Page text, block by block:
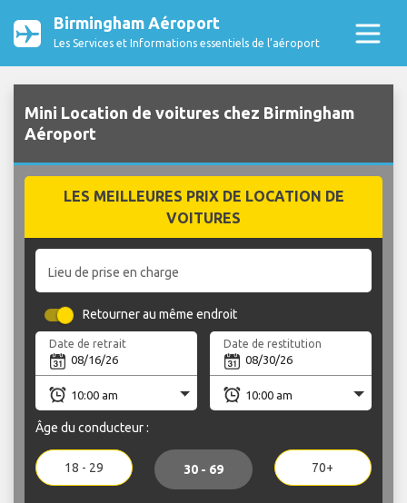
Birmingham Aéroport
Les Services et Informations essentiels de l’aéroport
Mini Location de voitures chez Birmingham
Aéroport
LES MEILLEURES PRIX DE LOCATION DE
VOITURES
Lieu de prise en charge
Retourner au même endroit
Date de retrait Date de restitution
Âge du conducteur :
18 - 29 30 - 69 70+